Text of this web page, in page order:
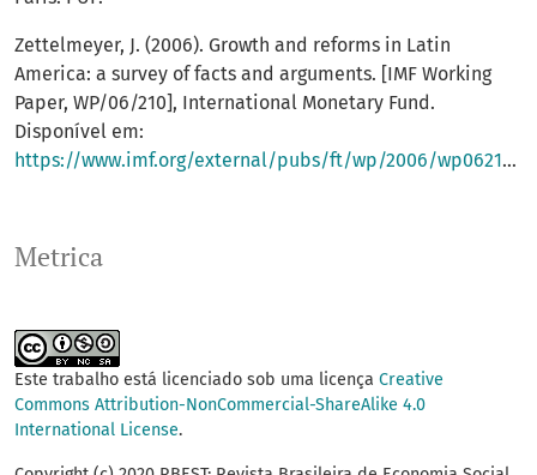
Metrica
Zettelmeyer, J. (2006). Growth and reforms in Latin
America: a survey of facts and arguments. [IMF Working
Paper, WP/06/210], International Monetary Fund.
Disponível em:
https://www.imf.org/external/pubs/ft/wp/2006/wp06210.pdf
Este trabalho está licenciado sob uma licença Creative
Commons Attribution-NonCommercial-ShareAlike 4.0
International License.